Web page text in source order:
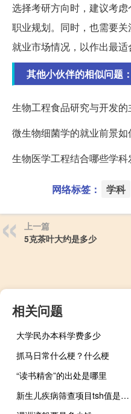
选择考研方向时，建议考
职业规划。同时，也需要
就业市场情况，以作出最适
其他小伙伴的相似问题：
生物工程食品研究与开发的
微生物细菌学的就业前景如
生物医学工程结合哪些学科
网络标签： 学科
上一篇
5克茶叶大约是多少
相关问题
大学民办本科学费多少
抓马日常什么梗？什么梗
“读书精舍”的出处是哪里
新生儿疾病筛查项目tsh值是什么（新生儿疾病筛查项目）